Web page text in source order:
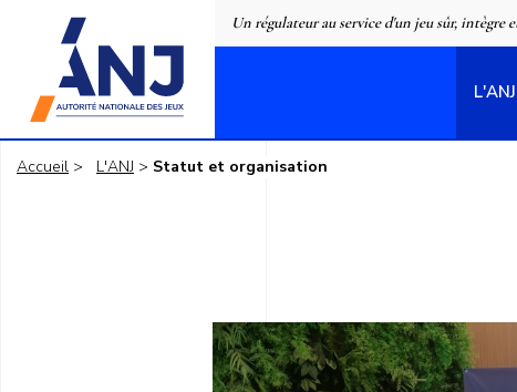
accueil
Un régulateur au service d'un jeu sûr, intègre
L'ANJ
Accueil L'ANJ Statut et organisation
Panneau de gestion des cookies